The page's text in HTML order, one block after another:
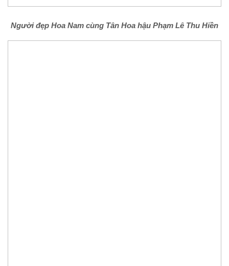
Người đẹp Hoa Nam cùng Tân Hoa hậu Phạm Lê Thu Hiền